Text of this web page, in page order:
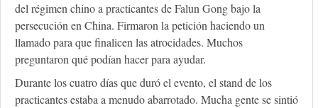
del régimen chino a practicantes de Falun Gong bajo la
persecución en China. Firmaron la petición haciendo un
llamado para que finalicen las atrocidades. Muchos
preguntaron qué podían hacer para ayudar.
Durante los cuatro días que duró el evento, el stand de los
practicantes estaba a menudo abarrotado. Mucha gente se sintió